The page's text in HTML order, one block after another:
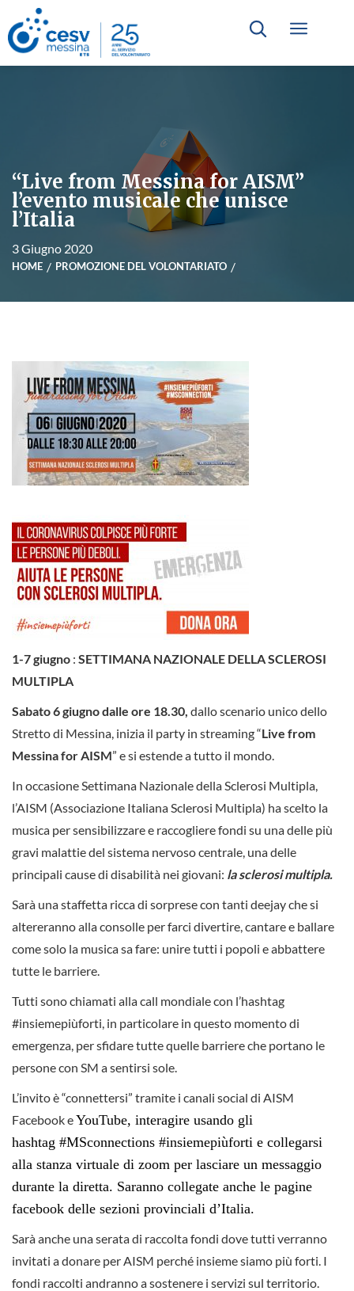
“Live from Messina for AISM”
l’evento musicale che unisce
l’Italia
3 Giugno 2020
HOME PROMOZIONE DEL VOLONTARIATO
1-7 giugno : SETTIMANA NAZIONALE DELLA SCLEROSI
MULTIPLA
Sabato 6 giugno dalle ore 18.30, dallo scenario unico dello
Stretto di Messina, inizia il party in streaming “Live from
Messina for AISM” e si estende a tutto il mondo.
In occasione Settimana Nazionale della Sclerosi Multipla,
l’AISM (Associazione Italiana Sclerosi Multipla) ha scelto la
musica per sensibilizzare e raccogliere fondi su una delle più
gravi malattiedel sistema nervoso centrale, una delle
principali cause di disabilità nei giovani: la sclerosi multipla.
Sarà una staffetta ricca di sorprese con tanti deejay che si
altereranno alla consolle per farci divertire, cantare e ballare
come solo la musica sa fare: unire tutti i popoli e abbattere
tutte le barriere.
Tutti sono chiamati alla call mondiale con l’hashtag
#insiemepiùforti, in particolare in questo momento di
emergenza, per sfidare tutte quelle barriere che portano le
persone con SM a sentirsi sole.
L’invito è “connettersi” tramite i canali social di AISM
Facebook eYouTube, interagire usando gli
hashtag #MSconnections #insiemepiùforti e collegarsi
alla stanza virtuale di zoom per lasciare un messaggio
durante la diretta. Saranno collegate anche le pagine
facebook delle sezioni provinciali d’Italia.
Sarà anche una serata di raccolta fondi dove tutti verranno
invitati a donare per AISM perché insieme siamo più forti. I
fondi raccolti andranno a sostenere i servizi sul territorio.